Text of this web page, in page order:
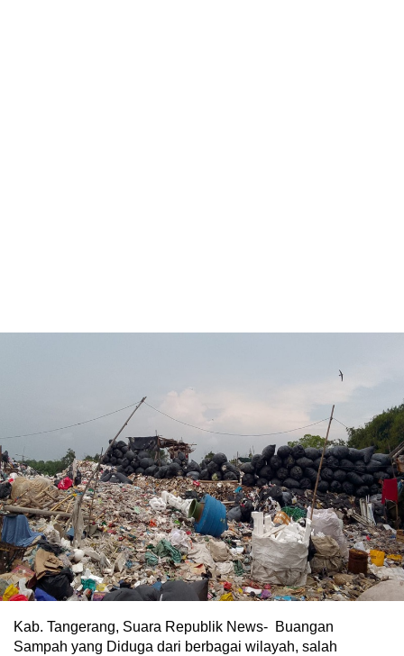
Kab. Tangerang, Suara Republik News- Buangan
Sampah yang Diduga dari berbagai wilayah, salah